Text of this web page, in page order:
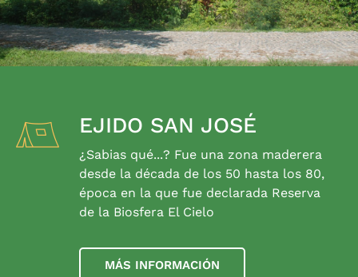
EJIDO SAN JOSÉ
¿Sabias qué...? Fue una zona maderera
desde la década de los 50 hasta los 80,
época en la que fue declarada Reserva
de la Biosfera El Cielo
MÁS INFORMACIÓN